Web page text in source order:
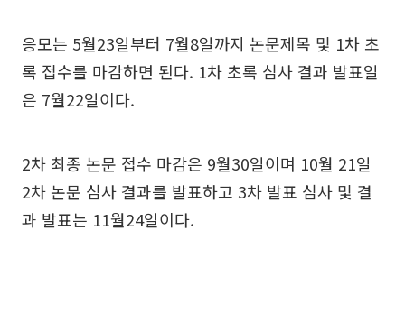
응모는 5월23일부터 7월8일까지 논문제목 및 1차 초
록 접수를 마감하면 된다. 1차 초록 심사 결과 발표일
은 7월22일이다.
2차 최종 논문 접수 마감은 9월30일이며 10월 21일
2차 논문 심사 결과를 발표하고 3차 발표 심사 및 결
과 발표는 11월24일이다.